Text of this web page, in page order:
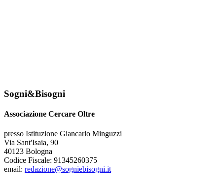
Sogni&Bisogni
Associazione Cercare Oltre
presso Istituzione Giancarlo Minguzzi
Via Sant'Isaia, 90
40123 Bologna
Codice Fiscale: 91345260375
email: redazione@sogniebisogni.it